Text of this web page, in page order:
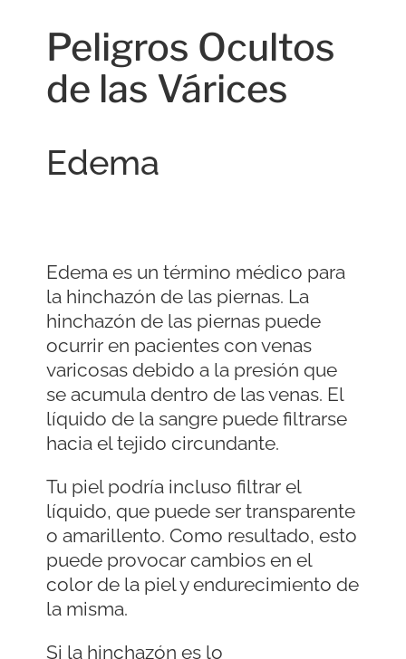
Peligros Ocultos
de las Várices
Edema
Edema es un término médico para
la hinchazón de las piernas. La
hinchazón de las piernas puede
ocurrir en pacientes con venas
varicosas debido a la presión que
se acumula dentro de las venas. El
líquido de la sangre puede filtrarse
hacia el tejido circundante.
Tu piel podría incluso filtrar el
líquido, que puede ser transparente
o amarillento. Como resultado, esto
puede provocar cambios en el
color de la piel y endurecimiento de
la misma.
Si la hinchazón es lo